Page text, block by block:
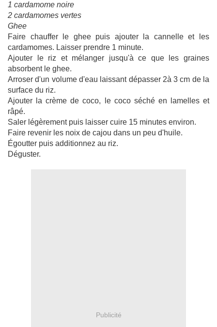
1 cardamome noire
2 cardamomes vertes
Ghee
Faire chauffer le ghee puis ajouter la cannelle et les
cardamomes. Laisser prendre 1 minute.
Ajouter le riz et mélanger jusqu'à ce que les graines
absorbent le ghee.
Arroser d'un volume d'eau laissant dépasser 2à 3 cm de la
surface du riz.
Ajouter la crème de coco, le coco séché en lamelles et
râpé.
Saler légèrement puis laisser cuire 15 minutes environ.
Faire revenir les noix de cajou dans un peu d'huile.
Égoutter puis additionnez au riz.
Déguster.
Publicité